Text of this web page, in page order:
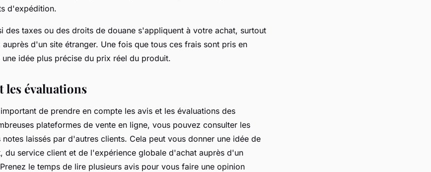
d'expédition.
des taxes ou des droits de douane s'appliquent à votre achat, surtout
d'un site étranger. Une fois que tous ces frais sont pris en
idée plus précise du prix réel du produit.
les évaluations
de prendre en compte les avis et les évaluations des
plateformes de vente en ligne, vous pouvez consulter les
laissés par d'autres clients. Cela peut vous donner une idée de
du service client et de l'expérience globale d'achat auprès d'un
le temps de lire plusieurs avis pour vous faire une opinion